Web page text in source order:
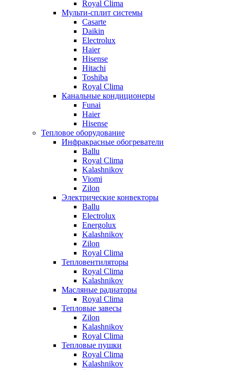
Royal Clima
Мульти-сплит системы
Casarte
Daikin
Electrolux
Haier
Hisense
Hitachi
Toshiba
Royal Clima
Канальные кондиционеры
Funai
Haier
Hisense
Тепловое оборудование
Инфракрасные обогреватели
Ballu
Royal Clima
Kalashnikov
Viomi
Zilon
Электрические конвекторы
Ballu
Electrolux
Energolux
Kalashnikov
Zilon
Royal Clima
Тепловентиляторы
Royal Clima
Kalashnikov
Масляные радиаторы
Royal Clima
Тепловые завесы
Zilon
Kalashnikov
Royal Clima
Тепловые пушки
Royal Clima
Kalashnikov